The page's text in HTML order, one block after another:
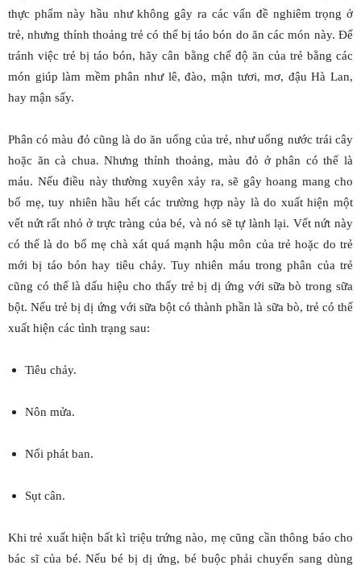
thực phẩm này hầu như không gây ra các vấn đề nghiêm trọng ở
trẻ, nhưng thỉnh thoảng trẻ có thể bị táo bón do ăn các món này. Để
tránh việc trẻ bị táo bón, hãy cân bằng chế độ ăn của trẻ bằng các
món giúp làm mềm phân như lê, đào, mận tươi, mơ, đậu Hà Lan,
hay mận sấy.
Phân có màu đỏ cũng là do ăn uống của trẻ, như uống nước trái cây
hoặc ăn cà chua. Nhưng thỉnh thoảng, màu đỏ ở phân có thể là
máu. Nếu điều này thường xuyên xảy ra, sẽ gây hoang mang cho
bố mẹ, tuy nhiên hầu hết các trường hợp này là do xuất hiện một
vết nứt rất nhỏ ở trực tràng của bé, và nó sẽ tự lành lại. Vết nứt này
có thể là do bố mẹ chà xát quá mạnh hậu môn của trẻ hoặc do trẻ
mới bị táo bón hay tiêu chảy. Tuy nhiên máu trong phân của trẻ
cũng có thể là dấu hiệu cho thấy trẻ bị dị ứng với sữa bò trong sữa
bột. Nếu trẻ bị dị ứng với sữa bột có thành phần là sữa bò, trẻ có thể
xuất hiện các tình trạng sau:
Tiêu chảy.
Nôn mửa.
Nổi phát ban.
Sụt cân.
Khi trẻ xuất hiện bất kì triệu trứng nào, mẹ cũng cần thông báo cho
bác sĩ của bé. Nếu bé bị dị ứng, bé buộc phải chuyển sang dùng